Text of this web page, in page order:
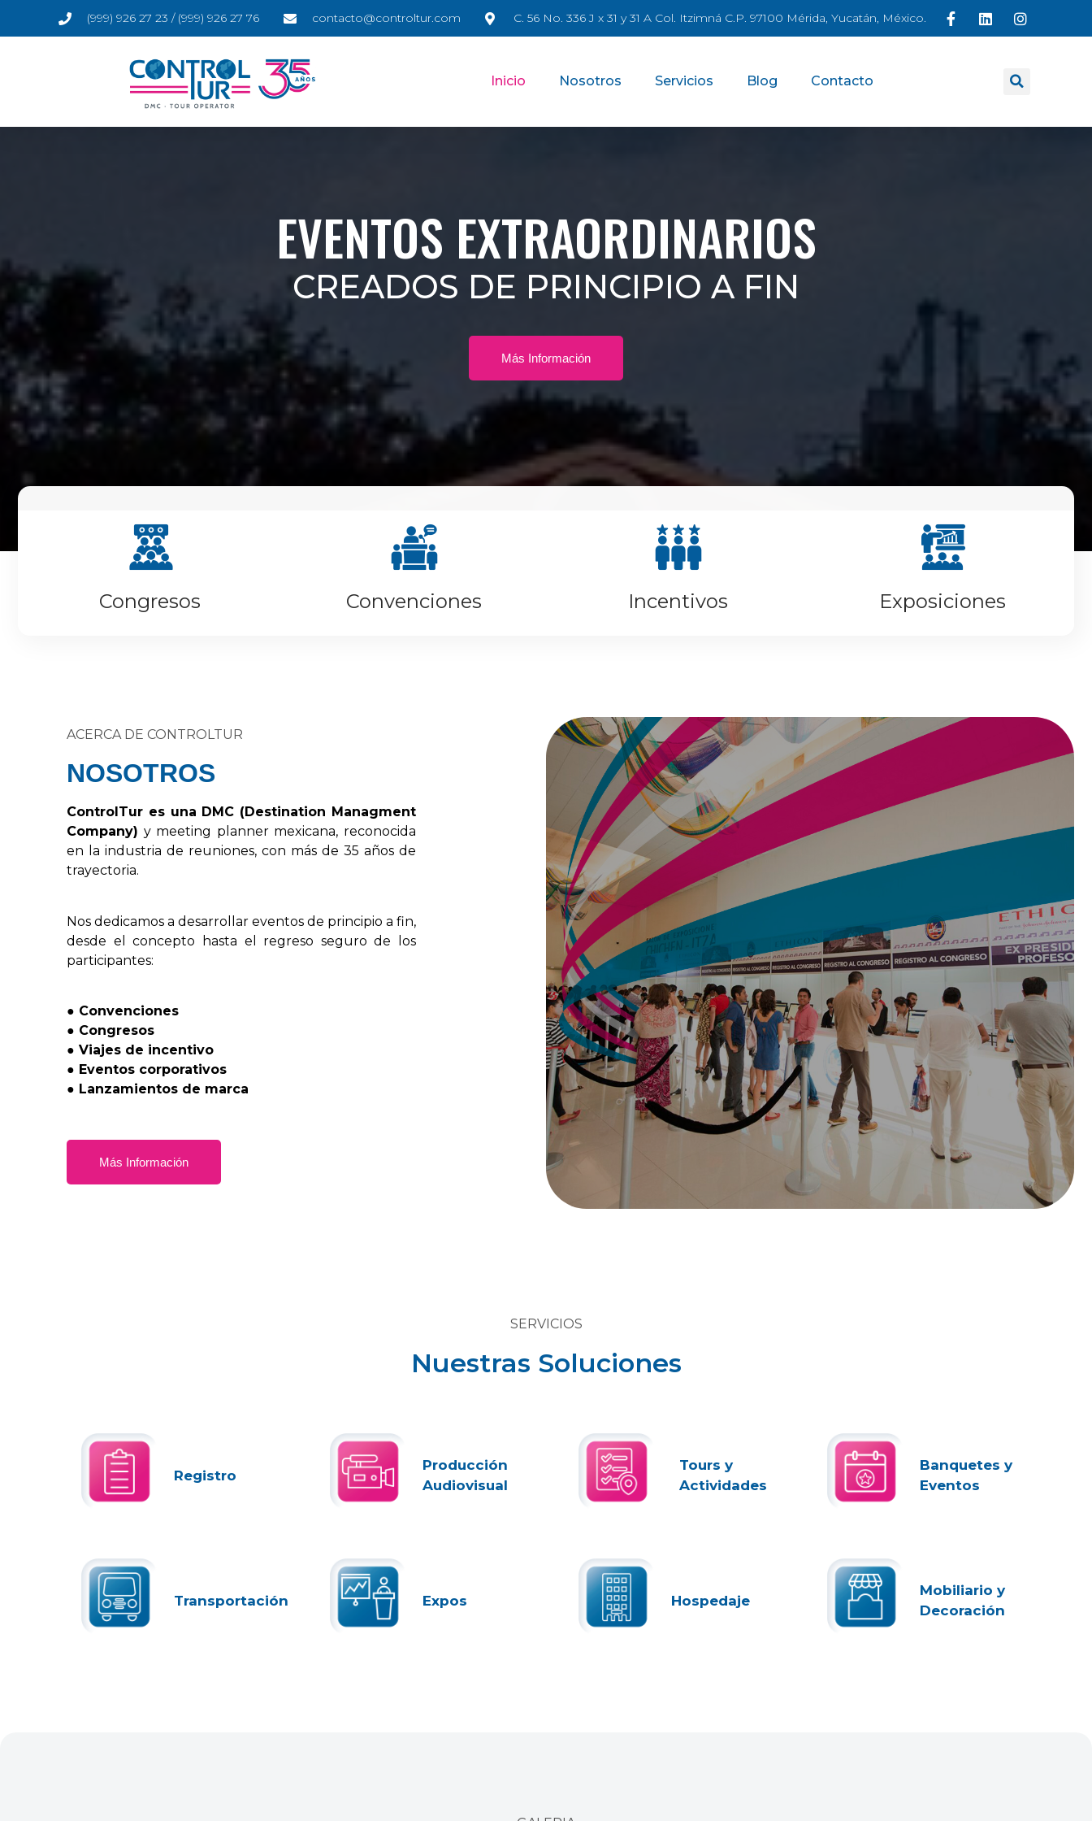
(999) 926 27 23 / (999) 926 27 76 contacto@controltur.com C. 56 No. 336 J x 31 y 31 A Col. Itzimná C.P. 97100 Mérida, Yucatán, México.
Inicio Nosotros Servicios Blog Contacto
EVENTOS EXTRAORDINARIOS
CREADOS DE PRINCIPIO A FIN
Más Información
Congresos Convenciones Incentivos Exposiciones
ACERCA DE CONTROLTUR
NOSOTROS
Control Tur es una DMC (Destination Managment
Company) y meeting planner mexicana, reconocida
en
la industria de reuniones, con más de 35 años de
trayectoria.
Nos dedicamos a desarrollar eventos de principio a fin,
desde el concepto hasta el regreso seguro de
los
participantes:
● Convenciones
● Congresos
● Viajes de incentivo
● Eventos corporativos
● Lanzamientos de marca
Más Información
SERVICIOS
Nuestras Soluciones
Registro
Producción
Audiovisual
Tours y
Actividades
Banquetes y
Eventos
Transportación Expos Hospedaje
Mobiliario y
Decoración